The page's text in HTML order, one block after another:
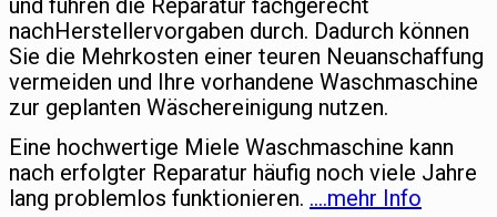
und führen die Reparatur fachgerecht
nachHerstellervorgaben durch. Dadurch können
Sie die Mehrkosten einer teuren Neuanschaffung
vermeiden und Ihre vorhandene Waschmaschine
zur geplanten Wäschereinigung nutzen.
Eine hochwertige Miele Waschmaschine kann
nach erfolgter Reparatur häufig noch viele Jahre
lang problemlos funktionieren. ….mehr Info